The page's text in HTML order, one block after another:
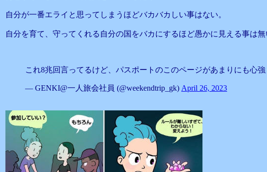
自分が一番エライと思ってしまうほどバカバカしい事はない。
自分を育て、守ってくれる自分の国をバカにするほど愚かに見える事は無
これ8兆回言ってるけど、パスポートのこのページがあまりにも心強
— GENKI@一人旅会社員 (@weekendtrip_gk) April 26, 2023